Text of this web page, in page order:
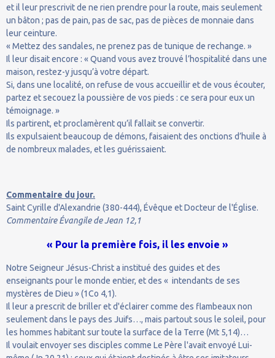
et il leur prescrivit de ne rien prendre pour la route, mais seulement
un bâton ; pas de pain, pas de sac, pas de pièces de monnaie dans
leur ceinture.
« Mettez des sandales, ne prenez pas de tunique de rechange. »
Il leur disait encore : « Quand vous avez trouvé l’hospitalité dans une
maison, restez-y jusqu’à votre départ.
Si, dans une localité, on refuse de vous accueillir et de vous écouter,
partez et secouez la poussière de vos pieds : ce sera pour eux un
témoignage. »
Ils partirent, et proclamèrent qu’il fallait se convertir.
Ils expulsaient beaucoup de démons, faisaient des onctions d’huile à
de nombreux malades, et les guérissaient.
Commentaire du jour.
Saint Cyrille d'Alexandrie (380-444), Évêque et Docteur de l'Église.
Commentaire Évangile de Jean 12,1
« Pour la première fois, il les envoie »
Notre Seigneur Jésus-Christ a institué des guides et des
enseignants pour le monde entier, et des « intendants de ses
mystères de Dieu » (1Co 4,1).
Il leur a prescrit de briller et d'éclairer comme des flambeaux non
seulement dans le pays des Juifs…, mais partout sous le soleil, pour
les hommes habitant sur toute la surface de la Terre (Mt 5,14)…
Il voulait envoyer ses disciples comme Le Père l'avait envoyé Lui-